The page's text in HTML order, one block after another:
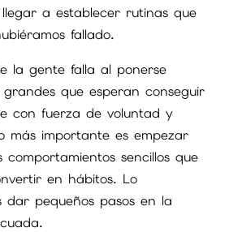
llegar a establecer rutinas que
fallado.
la gente falla al ponerse
grandes que esperan conseguir
con fuerza de voluntad y
más importante es empezar
comportamientos sencillos que
en hábitos. Lo
dar pequeños pasos en la